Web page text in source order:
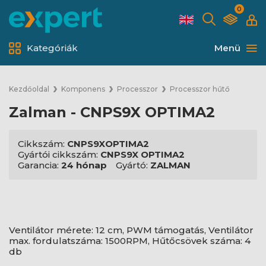
0
Menü
Kategóriák
Kezdőoldal Komponens Processzor Processzor hűtő
Zalman - CNPS9X OPTIMA2
Cikkszám: CNPS9XOPTIMA2
Gyártói cikkszám: CNPS9X OPTIMA2
Garancia: 24 hónap Gyártó: ZALMAN
Ventilátor mérete: 12 cm, PWM támogatás, Ventilátor
max. fordulatszáma: 1500RPM, Hűtőcsövek száma: 4
db